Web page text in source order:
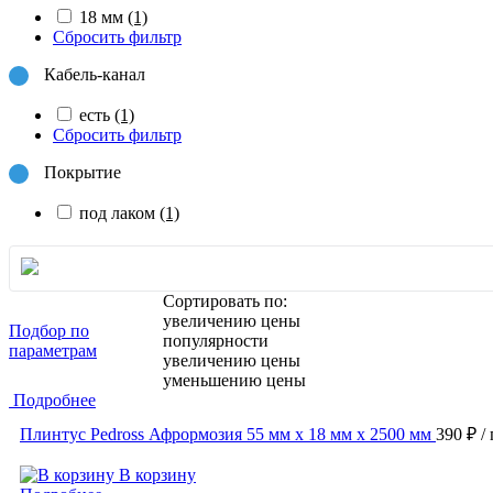
18 мм (1)
Сбросить фильтр
Кабель-канал
есть (1)
Сбросить фильтр
Покрытие
под лаком (1)
Подбор по
параметрам
Сортировать по:
увеличению цены
популярности
увеличению цены
уменьшению цены
Подробнее
Плинтус Pedross Афрормозия 55 мм х 18 мм х 2500 мм 390 ₽ /
В корзину